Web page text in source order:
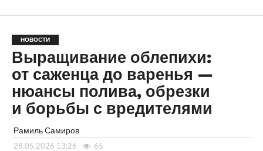
НОВОСТИ
Выращивание облепихи:
от саженца до варенья —
нюансы полива, обрезки
и борьбы с вредителями
Рамиль Самиров
28.05.2026 13:26 65